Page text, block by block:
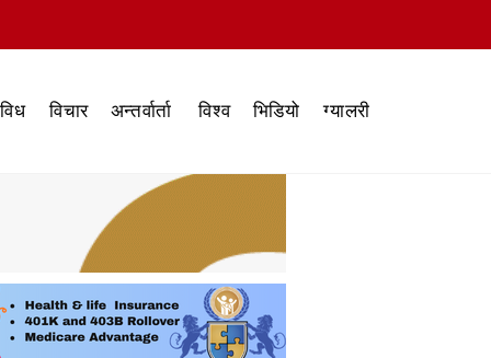
विचार अन्तर्वार्ता विश्व भिडियो ग्यालरी